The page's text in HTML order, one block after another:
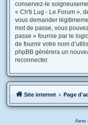
conservez-le
« Ch'ti Lug - Le Forum »,
vous demander
mot de passe, vous
passe » fournie par le
de fournir votre nom
phpBB générera un
reconnecter.
Site internet Page
Aero